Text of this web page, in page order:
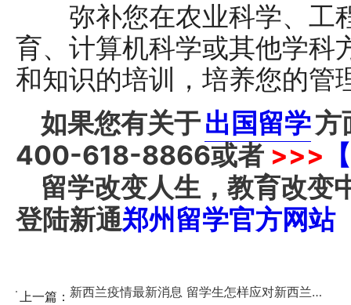
弥补您在农业科学、工
育、计算机科学或其他学科
和知识的培训，培养您的管
如果您有关于出国留学方
400-618-8866或者 >>>
留学改变人生，教育改变
登陆新通郑州留学官方网站
上一篇： 新西兰疫情最新消息 留学生怎样应对新西兰疫情...